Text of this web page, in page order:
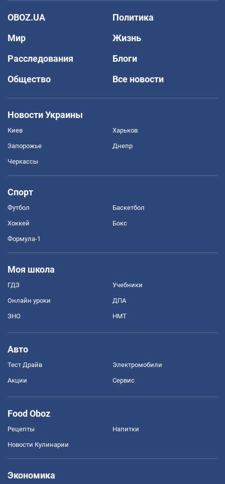
OBOZ.UA
Политика
Мир
Жизнь
Расследования
Блоги
Общество
Все новости
Новости Украины
Киев Харьков
Запорожье Днепр
Черкассы
Спорт
Футбол Баскетбол
Хоккей Бокс
Формула-1
Моя школа
ГДЗ Учебники
Онлайн уроки ДПА
ЗНО НМТ
Авто
Тест Драйв Электромобили
Акции Сервис
Food Oboz
Рецепты Напитки
Новости Кулинарии
Экономика